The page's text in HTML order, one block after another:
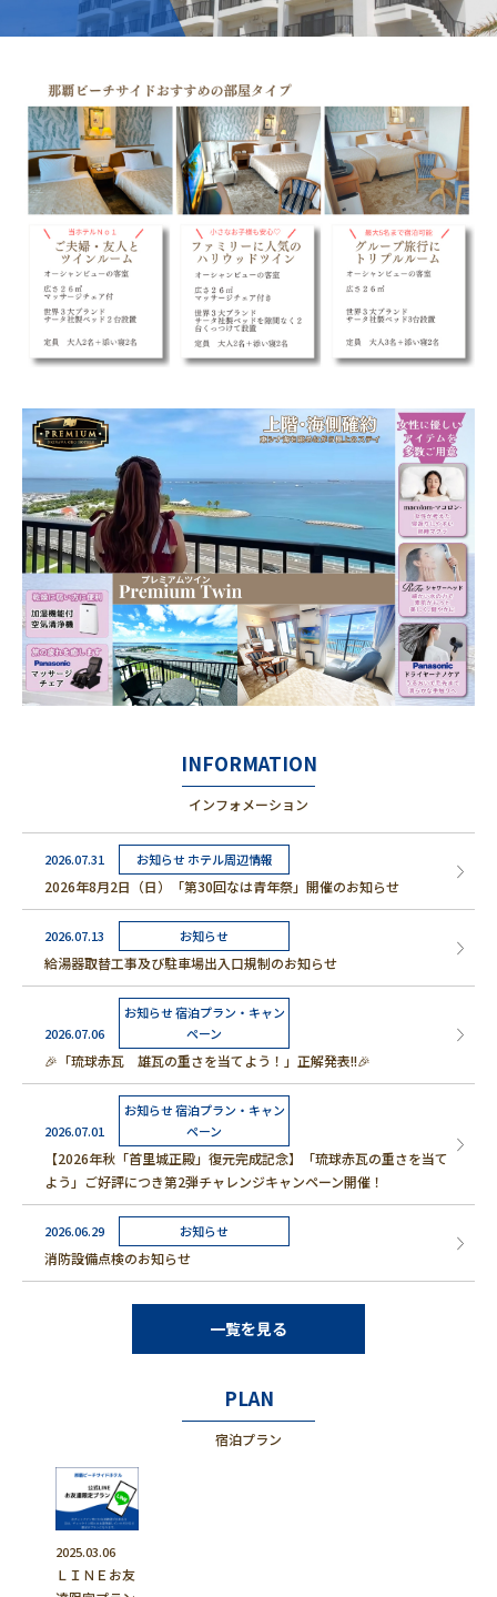
INFORMATION
インフォメーション
2026.07.31 お知らせ ホテル周辺情報
2026年8月2日（日）「第30回なは青年祭」開催のお知らせ
2026.07.13 お知らせ
給湯器取替工事及び駐車場出入口規制のお知らせ
2026.07.06
お知らせ 宿泊プラン・キャン
ペーン
🎉「琉球赤瓦 雄瓦の重さを当てよう！」正解発表!!🎉
2026.07.01
お知らせ 宿泊プラン・キャン
ペーン
【2026年秋「首里城正殿」復元完成記念】「琉球赤瓦の重さを当て
よう」ご好評につき第2弾チャレンジキャンペーン開催！
2026.06.29 お知らせ
消防設備点検のお知らせ
一覧を見る
PLAN
宿泊プラン
2025.03.06
ＬＩＮＥお友